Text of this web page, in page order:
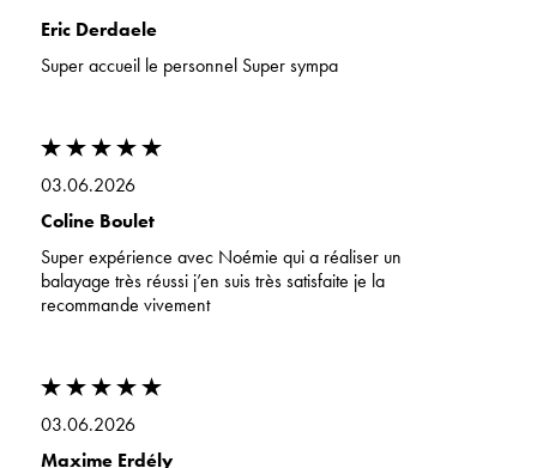
Eric Derdaele
Super accueil le personnel Super sympa
03.06.2026
Coline Boulet
Super expérience avec Noémie qui a réaliser un
balayage très réussi j’en suis très satisfaite je la
recommande vivement
03.06.2026
Maxime Erdély